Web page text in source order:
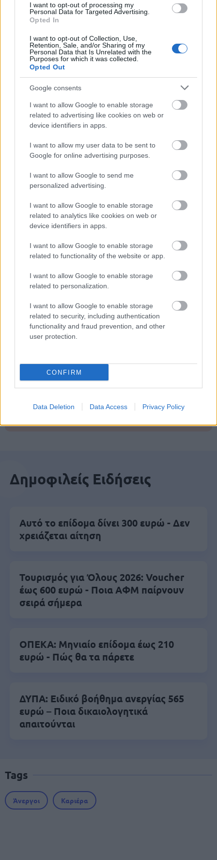
I want to opt-out of processing my
Personal Data for Targeted Advertising.
Opted In
I want to opt-out of Collection, Use,
Retention, Sale, and/or Sharing of my
Personal Data that Is Unrelated with the
Purposes for which it was collected.
Opted Out
Google consents
I want to allow Google to enable storage
related to advertising like cookies on web or
device identifiers in apps.
I want to allow my user data to be sent to
Google for online advertising purposes.
I want to allow Google to send me
personalized advertising.
I want to allow Google to enable storage
related to analytics like cookies on web or
device identifiers in apps.
I want to allow Google to enable storage
related to functionality of the website or app.
I want to allow Google to enable storage
related to personalization.
I want to allow Google to enable storage
related to security, including authentication
functionality and fraud prevention, and other
user protection.
CONFIRM
Data Deletion Data Access Privacy Policy
σημειωμάτων
κάλυψη των αναγκών τους σε ανθρώπινο
δυναμικό
Πού θα βρείτε περισσότερες
πληροφορίες
Για τις δράσεις της ΔΥΠΑ:
Για τις υπηρεσίες της ΜΕΜΜΕ:
ΑΣΕΠ: Πιστοποίηση Αγγλικών σε
μόνο 2 ημέρες στα χέρια σας
ΑΣΕΠ: Εξ αποστάσεως η πιο Εύκολη
Πιστοποίηση Υπολογιστών σε 2
μέρες
Μάθε πρώτος όλες τις σημαντικές
Βάλε το proson.gr στα αποτελέσματα
Δημοφιλείς Ειδήσεις
Αυτό το επίδομα δίνει 300 ευρώ - Δεν
χρειάζεται αίτηση
Τουρισμός για Όλους 2026: Voucher
έως 600 ευρώ - Ποια ΑΦΜ παίρνουν
σειρά σήμερα
ΟΠΕΚΑ: Μηνιαίο επίδομα έως 210
ευρώ - Πώς θα τα πάρετε
ΔΥΠΑ: Ειδικό βοήθημα ανεργίας 565
ευρώ – Ποια δικαιολογητικά
απαιτούνται
Tags
Άνεργοι Καριέρα